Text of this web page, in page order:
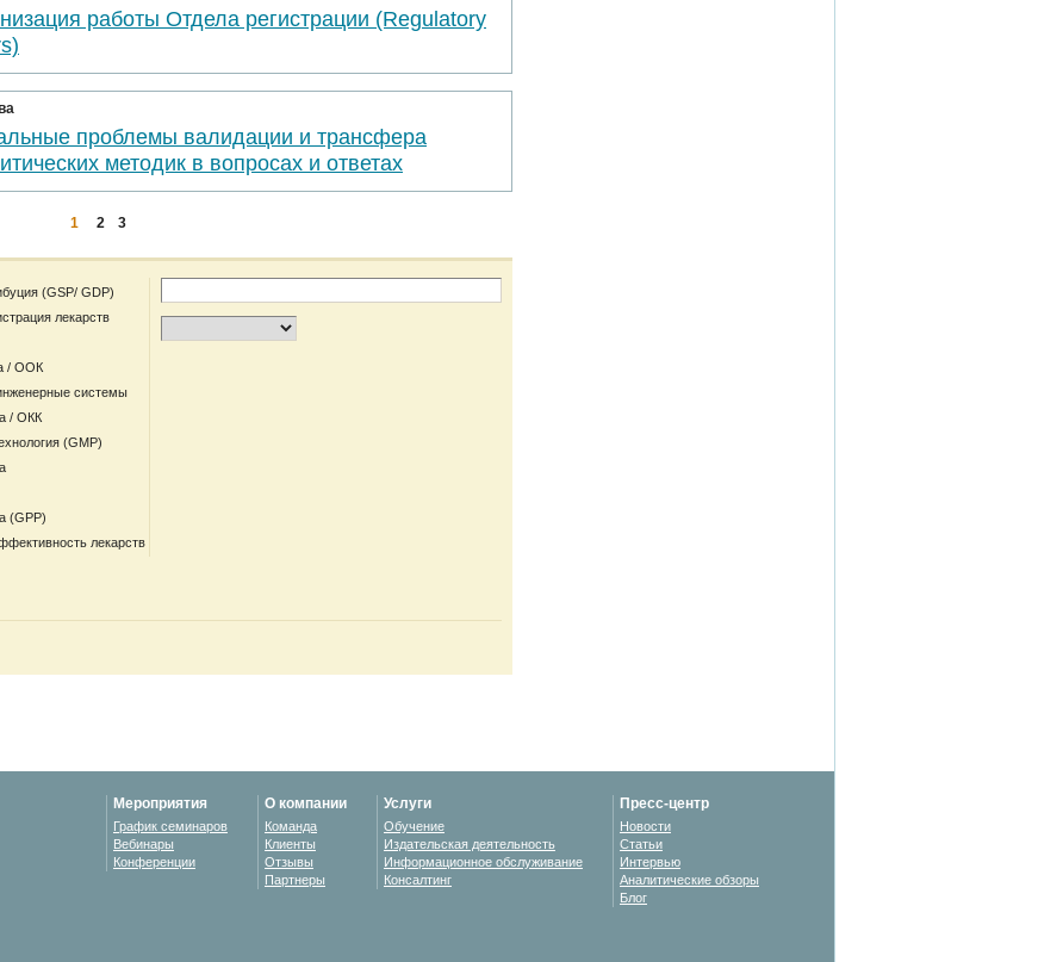
работы Отдела регистрации (Regulatory
проблемы валидации и трансфера
методик в вопросах и ответах
1 2 3
(GSP/ GDP)
лекарств
/ ООК
системы
/ ОКК
(GMP)
(GPP)
лекарств
Мероприятия
График семинаров
Вебинары
Конференции
О компании
Команда
Клиенты
Отзывы
Партнеры
Услуги
Обучение
Издательская деятельность
Информационное обслуживание
Консалтинг
Пресс-центр
Новости
Статьи
Интервью
Аналитические обзоры
Блог